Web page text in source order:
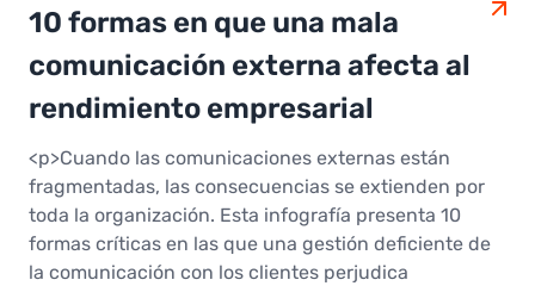
10 formas en que una mala
comunicación externa afecta al
rendimiento empresarial
<p>Cuando las comunicaciones externas están
fragmentadas, las consecuencias se extienden por
toda la organización. Esta infografía presenta 10
formas críticas en las que una gestión deficiente de
la comunicación con los clientes perjudica